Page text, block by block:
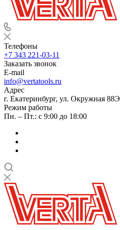
Телефоны
+7 343 221-03-11
Заказать звонок
E-mail
info@vertatools.ru
Адрес
г. Екатеринбург, ул. Окружная 88Э
Режим работы
Пн. – Пт.: с 9:00 до 18:00